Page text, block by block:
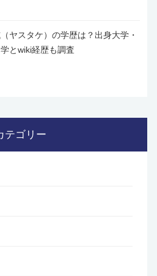
ヤスタケ）の学歴は？出身大学・
とwiki経歴も調査
テゴリー